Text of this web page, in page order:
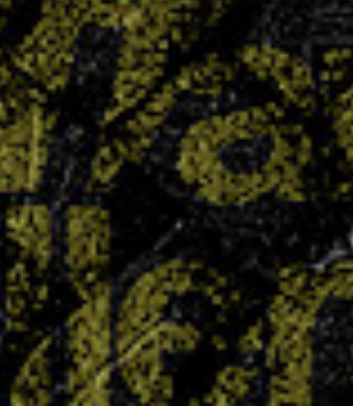
le collège Chepfer visait haut avec quatre
équipes engagées en section UNSS… et le pari
est plus que réussi : quatre titres de champions
départementaux ont été décrochés. Un exploit
collectif qui témoigne du dynamisme...
LIRE PLUS
Coupe 54 : cinq équipes villaroises en finale
14 MAI 2025